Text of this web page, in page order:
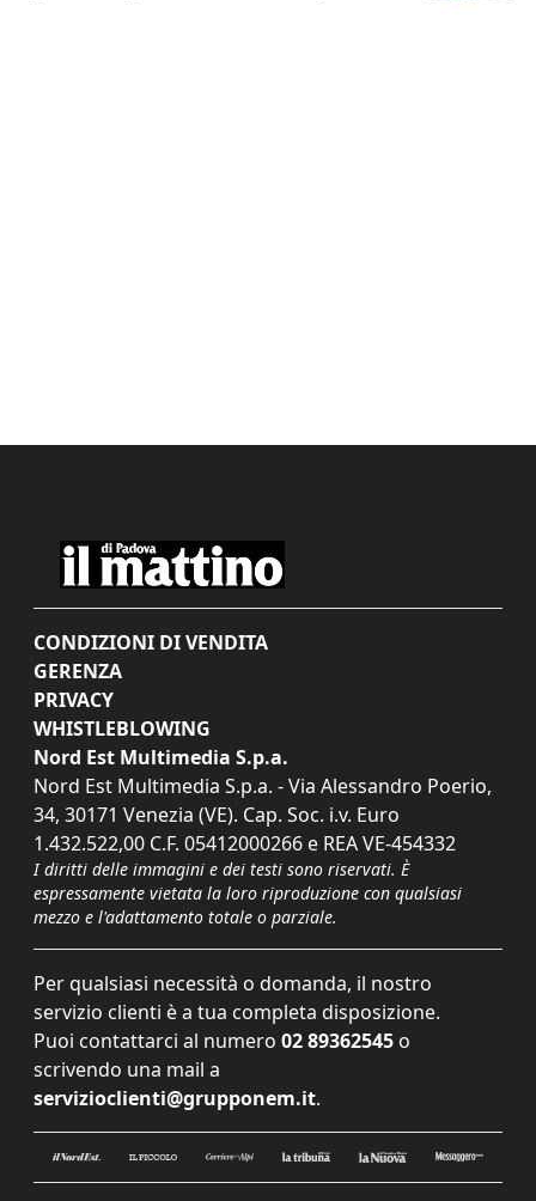
CONDIZIONI DI VENDITA
GERENZA
PRIVACY
WHISTLEBLOWING
Nord Est Multimedia S.p.a.
Nord Est Multimedia S.p.a. - Via Alessandro Poerio,
34, 30171 Venezia (VE). Cap. Soc. i.v. Euro
1.432.522,00 C.F. 05412000266 e REA VE-454332
I diritti delle immagini e dei testi sono riservati. È
espressamente vietata la loro riproduzione con qualsiasi
mezzo e l'adattamento totale o parziale.
Per qualsiasi necessità o domanda, il nostro
servizio clienti è a tua completa disposizione.
Puoi contattarci al numero 02 89362545 o
scrivendo una mail a
servizioclienti@grupponem.it.